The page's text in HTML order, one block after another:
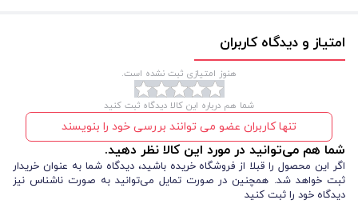
است.هر جعبه مناسب برای 7-8 شکلات معمولی است.
امتیاز و دیدگاه کاربران
هنوز امتیازی ثبت نشده است.
شما هم درباره این کالا دیدگاه ثبت کنید
تنها کاربران عضو می توانند بررسی خود را بنویسند
شما هم می‌توانید در مورد این کالا نظر دهید.
اگر این محصول را قبلا از فروشگاه خریده باشید، دیدگاه شما به عنوان خریدار
ثبت خواهد شد. همچنین در صورت تمایل می‌توانید به صورت ناشناس نیز
دیدگاه خود را ثبت کنید